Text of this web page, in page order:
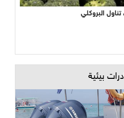
البروكلي
بيئية